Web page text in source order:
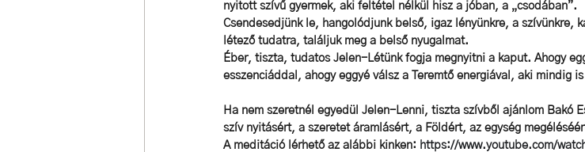
nyitott szívű gyermek, aki feltétel nélkül hisz a jóban, a „csodában”.
Csendesedjünk le, hangolódjunk belső, igaz lényünkre, a szívünkre,
létező tudatra, találjuk meg a belső nyugalmat.
Éber, tiszta, tudatos Jelen-Létünk fogja megnyitni a kaput. Ahogy
esszenciáddal, ahogy eggyé válsz a Teremtő energiával, aki mindig
Ha nem szeretnél egyedül Jelen-Lenni, tiszta szívből ajánlom Bakó
szív nyitásért, a szeretet áramlásért, a Földért, az egység
A meditáció lérhető az alábbi kinken: https://www.youtube.com/